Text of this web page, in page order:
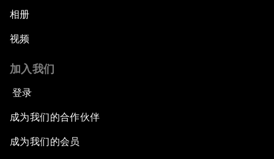
相册
视频
加入我们
登录
成为我们的合作伙伴
成为我们的会员